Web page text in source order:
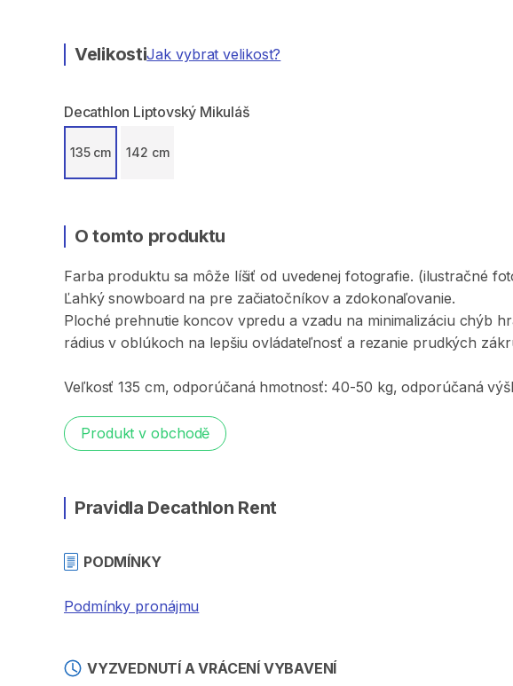
VelikostiJak vybrat velikost?
Decathlon Liptovský Mikuláš
135 cm 142 cm
O tomto produktu
Farba produktu sa môže líšiť od uvedenej fotografie. (ilustračné
Ľahký snowboard na pre začiatočníkov a zdokonaľovanie.
Ploché prehnutie koncov vpredu a vzadu na minimalizáciu chýb
rádius v oblúkoch na lepšiu ovládateľnosť a rezanie prudkých
Veľkosť 135 cm​​​,​ odporúčaná hmotnosť: 40-50 kg​​​,​ odporúčaná
Produkt v obchodě
Pravidla Decathlon Rent
PODMÍNKY
Podmínky pronájmu
VYZVEDNUTÍ A VRÁCENÍ VYBAVENÍ